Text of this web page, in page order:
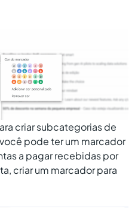
criar subcategorias de
pode ter um marcador
a pagar recebidas por
criar um marcador para